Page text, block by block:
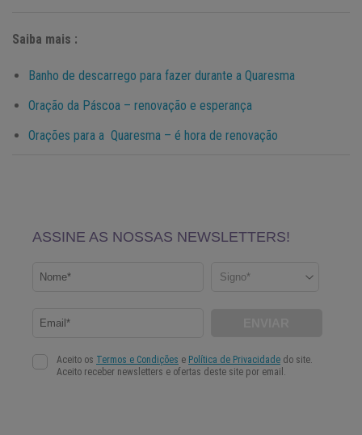
Saiba mais :
Banho de descarrego para fazer durante a Quaresma
Oração da Páscoa – renovação e esperança
Orações para a Quaresma – é hora de renovação